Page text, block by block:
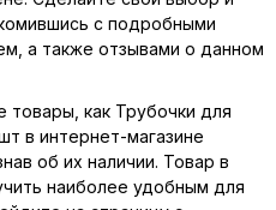
с подробными
а также отзывами о данном
товары, как Трубочки для
в интернет-магазине
об их наличии. Товар в
наиболее удобным для